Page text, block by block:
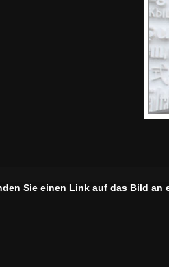
Sie einen Link auf das Bild an